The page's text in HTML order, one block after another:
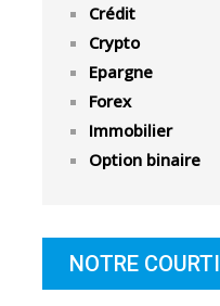
Crédit
Crypto
Epargne
Forex
Immobilier
Option binaire
NOTRE